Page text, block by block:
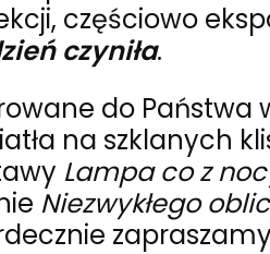
częściowo
czyniła.
do
na szklanych
Lampa co z
Niezwykłego